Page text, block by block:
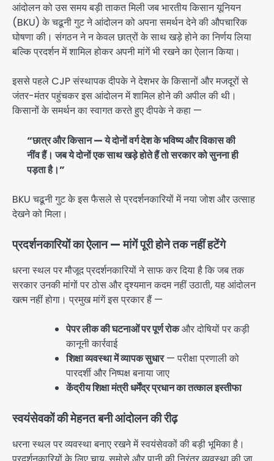
आंदोलन को उस समय बड़ी ताकत मिली जब भारतीय किसान यूनियन
(BKU) के चढूनी गुट ने आंदोलन को अपना समर्थन देने की औपचारिक
घोषणा की। संगठन ने न केवल छात्रों के साथ खड़े होने का निर्णय लिया
बल्कि प्रदर्शन में शामिल होकर अपनी मांगें भी रखने का ऐलान किया।
इससे पहले CJP संस्थापक दीपके ने देशभर के किसानों और मजदूरों से
जंतर-मंतर पहुंचकर इस आंदोलन में शामिल होने की अपील की थी।
किसानों के समर्थन का स्वागत करते हुए दीपके ने कहा —
“छात्र और किसान — ये दोनों वर्ग देश के भविष्य और विकास की
नींव हैं। जब ये दोनों एक साथ खड़े होते हैं तो सरकार को सुनना ही
पड़ता है।”
BKU चढूनी गुट के इस फैसले से प्रदर्शनकारियों में नया जोश और उत्साह
देखने को मिला।
प्रदर्शनकारियों का ऐलान — मांगें पूरी होने तक नहीं हटेंगे
धरना स्थल पर मौजूद प्रदर्शनकारियों ने साफ कर दिया है कि जब तक
सरकार उनकी मांगों पर ठोस और दृश्यमान कदम नहीं उठाती, यह आंदोलन
खत्म नहीं होगा। प्रमुख मांगें इस प्रकार हैं —
पेपर लीक की घटनाओं पर पूर्ण रोकऔर दोषियों पर कड़ी
कानूनी कार्रवाई
शिक्षा व्यवस्था में व्यापक सुधार— परीक्षा प्रणाली को
पारदर्शी और निष्पक्ष बनाया जाए
केंद्रीय शिक्षा मंत्री धर्मेंद्र प्रधान का तत्काल इस्तीफा
स्वयंसेवकों की मेहनत बनी आंदोलन की रीढ़
धरना स्थल पर व्यवस्था बनाए रखने में स्वयंसेवकों की बड़ी भूमिका है।